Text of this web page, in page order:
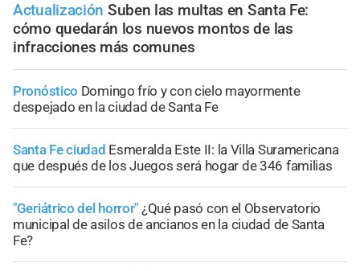
Actualización Suben las multas en Santa Fe:
cómo quedarán los nuevos montos de las
infracciones más comunes
Pronóstico Domingo frío y con cielo mayormente
despejado en la ciudad de Santa Fe
Santa Fe ciudad Esmeralda Este II: la Villa Suramericana
que después de los Juegos será hogar de 346 familias
"Geriátrico del horror" ¿Qué pasó con el Observatorio
municipal de asilos de ancianos en la ciudad de Santa
Fe?